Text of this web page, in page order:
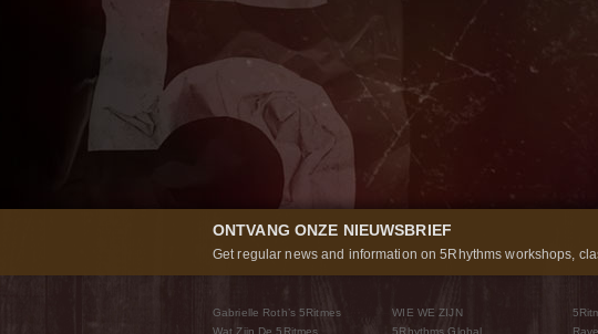
ONTVANG ONZE NIEUWSBRIEF
Get regular news and information on 5Rhythms workshops,
Gabrielle Roth’s 5Ritmes
Wat Zijn De 5Ritmes
WIE WE ZIJN
5Rhythms Global